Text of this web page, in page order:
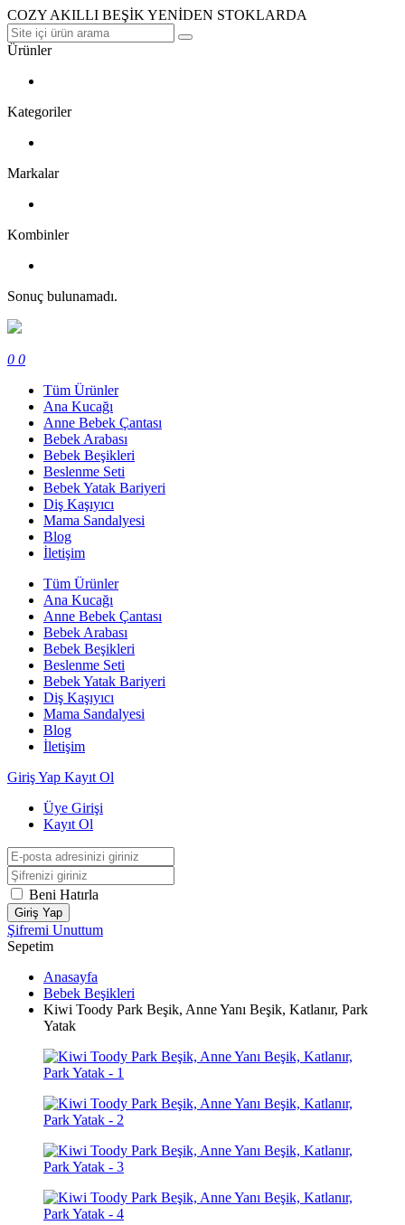
COZY AKILLI BEŞİK YENİDEN STOKLARDA
Ürünler
Kategoriler
Markalar
Kombinler
Sonuç bulunamadı.
0 0
Tüm Ürünler
Ana Kucağı
Anne Bebek Çantası
Bebek Arabası
Bebek Beşikleri
Beslenme Seti
Bebek Yatak Bariyeri
Diş Kaşıyıcı
Mama Sandalyesi
Blog
İletişim
Tüm Ürünler
Ana Kucağı
Anne Bebek Çantası
Bebek Arabası
Bebek Beşikleri
Beslenme Seti
Bebek Yatak Bariyeri
Diş Kaşıyıcı
Mama Sandalyesi
Blog
İletişim
Giriş Yap Kayıt Ol
Üye Girişi
Kayıt Ol
Beni Hatırla
Giriş Yap
Şifremi Unuttum
Sepetim
Anasayfa
Bebek Beşikleri
Kiwi Toody Park Beşik, Anne Yanı Beşik, Katlanır, Park
Yatak